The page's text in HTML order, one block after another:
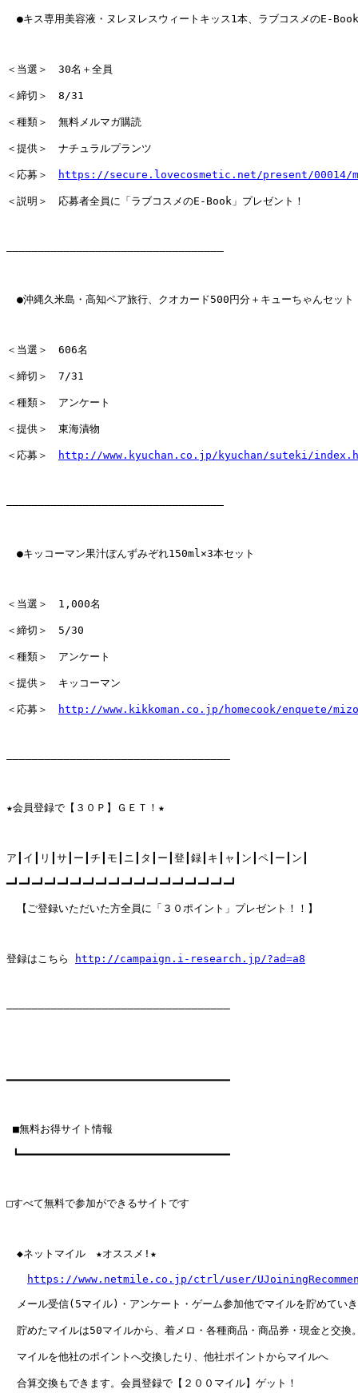
●キス専用美容液・ヌレヌレスウィートキッス1本、ラブコスメのE-Book
＜当選＞　30名＋全員
＜締切＞　8/31
＜種類＞　無料メルマガ購読
＜提供＞　ナチュラルプランツ
＜応募＞ https://secure.lovecosmetic.net/present/00014/
＜説明＞　応募者全員に「ラブコスメのE-Book」プレゼント！
――――――――――――――――――――――――――――――――――
●沖縄久米島・高知ペア旅行、クオカード500円分＋キューちゃんセット
＜当選＞　606名
＜締切＞　7/31
＜種類＞　アンケート
＜提供＞　東海漬物
＜応募＞ http://www.kyuchan.co.jp/kyuchan/suteki/
――――――――――――――――――――――――――――――――――
●キッコーマン果汁ぽんずみぞれ150ml×3本セット
＜当選＞　1,000名
＜締切＞　5/30
＜種類＞　アンケート
＜提供＞　キッコーマン
＜応募＞ http://www.kikkoman.co.jp/homecook/enquete/
―――――――――――――――――――――――――――――――――――
★会員登録で【３０Ｐ】ＧＥＴ！★
ア┃イ┃リ┃サ┃ー┃チ┃モ┃ニ┃タ┃ー┃登┃録┃キ┃ャ┃ン┃ペ┃ー┃ン┃
━┛━┛━┛━┛━┛━┛━┛━┛━┛━┛━┛━┛━┛━┛━┛━┛━┛━┛
【ご登録いただいた方全員に「３０ポイント」プレゼント！！】
登録はこちら http://campaign.i-research.jp/?ad=a8
―――――――――――――――――――――――――――――――――――
━━━━━━━━━━━━━━━━━━━━━━━━━━━━━━━━━━━
■無料お得サイト情報
┗━━━━━━━━━━━━━━━━━━━━━━━━━━━━━━━━━
□すべて無料で参加ができるサイトです
◆ネットマイル　★オススメ!★
https://www.netmile.co.jp/ctrl/user/
メール受信(5マイル)・アンケート・ゲーム参加他でマイルを貯めてい
貯めたマイルは50マイルから、着メロ・各種商品・商品券・現金と交換
マイルを他社のポイントへ交換したり、他社ポイントからマイルへ
合算交換もできます。会員登録で【２００マイル】ゲット！